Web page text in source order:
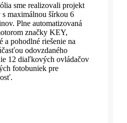
sme realizovali projekt
maximálnou šírkou 6
Plne automatizovaná
značky KEY,
pohodlné riešenie na
odovzdaného
12 diaľkových ovládačov
fotobuniek pre